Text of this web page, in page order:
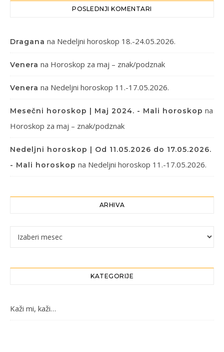
POSLEDNJI KOMENTARI
Dragana na Nedeljni horoskop 18.-24.05.2026.
Venera na Horoskop za maj – znak/podznak
Venera na Nedeljni horoskop 11.-17.05.2026.
Mesečni horoskop | Maj 2024. - Mali horoskop na
Horoskop za maj – znak/podznak
Nedeljni horoskop | Od 11.05.2026 do 17.05.2026.
- Mali horoskop na Nedeljni horoskop 11.-17.05.2026.
ARHIVA
Arhiva
KATEGORIJE
Kaži mi, kaži…